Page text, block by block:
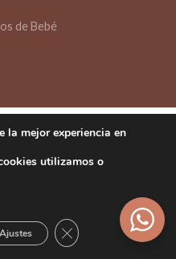
de Bebé
la mejor experiencia en
utilizamos o
Ajustes Cerrar el banner de